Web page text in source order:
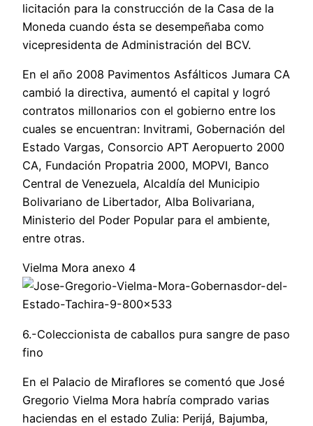
licitación para la construcción de la Casa de la
Moneda cuando ésta se desempeñaba como
vicepresidenta de Administración del BCV.
En el año 2008 Pavimentos Asfálticos Jumara CA
cambió la directiva, aumentó el capital y logró
contratos millonarios con el gobierno entre los
cuales se encuentran: Invitrami, Gobernación del
Estado Vargas, Consorcio APT Aeropuerto 2000
CA, Fundación Propatria 2000, MOPVI, Banco
Central de Venezuela, Alcaldía del Municipio
Bolivariano de Libertador, Alba Bolivariana,
Ministerio del Poder Popular para el ambiente,
entre otras.
Vielma Mora anexo 4
6.-Coleccionista de caballos pura sangre de paso
fino
En el Palacio de Miraflores se comentó que José
Gregorio Vielma Mora habría comprado varias
haciendas en el estado Zulia: Perijá, Bajumba,